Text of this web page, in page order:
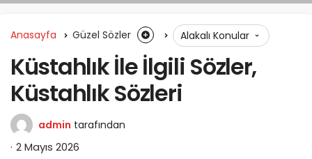
Anasayfa Güzel Sözler Alakalı Konular
Küstahlık İle İlgili Sözler,
Küstahlık Sözleri
admin tarafından
2 Mayıs 2026